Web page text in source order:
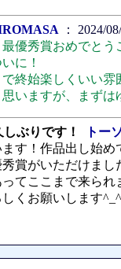
： 2024/
優秀賞おめでとう
に！
終始楽しくいい雰
いますが、まず
ぶりです！
トー
す！作品出し始め
賞がいただけま
てここまで来られ
くお願いします^_^